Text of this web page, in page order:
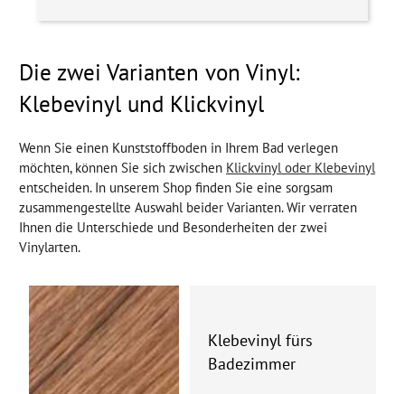
Die zwei Varianten von Vinyl:
Klebevinyl und Klickvinyl
Wenn Sie einen Kunststoffboden in Ihrem Bad verlegen
möchten, können Sie sich zwischen Klickvinyl oder Klebevinyl
entscheiden. In unserem Shop finden Sie eine sorgsam
zusammengestellte Auswahl beider Varianten. Wir verraten
Ihnen die Unterschiede und Besonderheiten der zwei
Vinylarten.
Klebevinyl fürs
Badezimmer